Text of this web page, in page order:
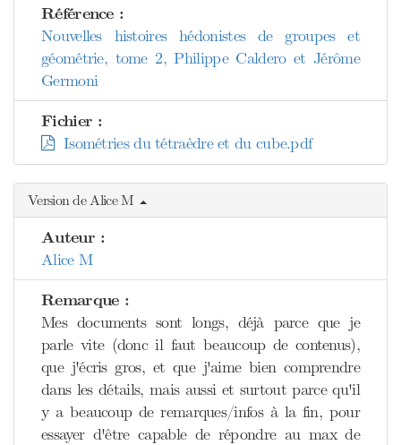
Référence :
Nouvelles histoires hédonistes de groupes et
géométrie, tome 2, Philippe Caldero et Jérôme
Germoni
Fichier :
Isométries du tétraèdre et du cube.pdf
Version de Alice M
Auteur :
Alice M
Remarque :
Mes documents sont longs, déjà parce que je
parle vite (donc il faut beaucoup de contenus),
que j'écris gros, et que j'aime bien comprendre
dans les détails, mais aussi et surtout parce qu'il
y a beaucoup de remarques/infos à la fin, pour
essayer d'être capable de répondre au max de